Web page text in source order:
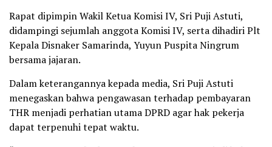
Rapat dipimpin Wakil Ketua Komisi IV, Sri Puji Astuti,
didampingi sejumlah anggota Komisi IV, serta dihadiri Plt
Kepala Disnaker Samarinda, Yuyun Puspita Ningrum
bersama jajaran.
Dalam keterangannya kepada media, Sri Puji Astuti
menegaskan bahwa pengawasan terhadap pembayaran
THR menjadi perhatian utama DPRD agar hak pekerja
dapat terpenuhi tepat waktu.